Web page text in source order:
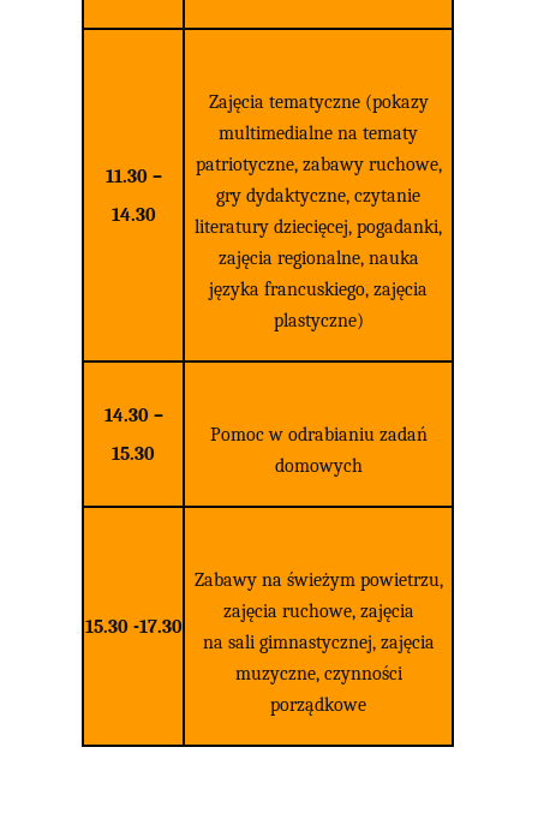
11.30 –
14.30
Zajęcia tematyczne (pokazy
multimedialne na tematy
patriotyczne, zabawy ruchowe,
gry dydaktyczne, czytanie
literatury dziecięcej, pogadanki,
zajęcia regionalne, nauka
języka francuskiego, zajęcia
plastyczne)
14.30 –
15.30
Pomoc w odrabianiu zadań
domowych
15.30 -17.30
Zabawy na świeżym powietrzu,
zajęcia ruchowe, zajęcia
na sali gimnastycznej, zajęcia
muzyczne, czynności
porządkowe